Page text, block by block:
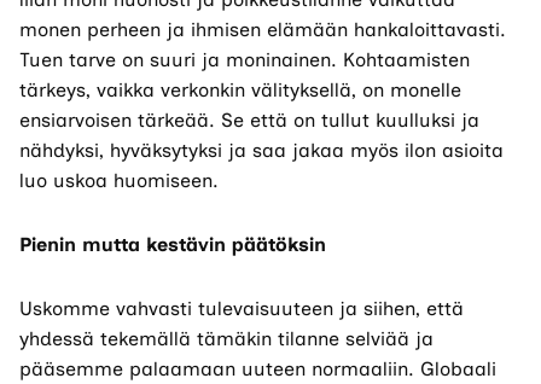
monen perheen ja ihmisen elämään hankaloittavasti.
Tuen tarve on suuri ja moninainen. Kohtaamisten
tärkeys, vaikka verkonkin välityksellä, on monelle
ensiarvoisen tärkeää. Se että on tullut kuulluksi ja
nähdyksi, hyväksytyksi ja saa jakaa myös ilon asioita
luo uskoa huomiseen.
Pienin mutta kestävin päätöksin
Uskomme vahvasti tulevaisuuteen ja siihen, että
yhdessä tekemällä tämäkin tilanne selviää ja
pääsemme palaamaan uuteen normaaliin. Globaali